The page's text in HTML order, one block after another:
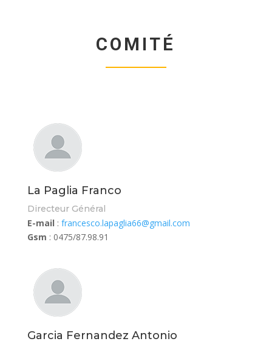
COMITÉ
La Paglia Franco
Directeur Général
E-mail : francesco.lapaglia66@gmail.com
Gsm : 0475/87.98.91
Garcia Fernandez Antonio